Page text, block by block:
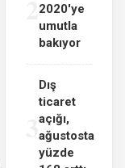
2020'ye
umutla
bakıyor
3
Dış
ticaret
açığı,
ağustosta
yüzde